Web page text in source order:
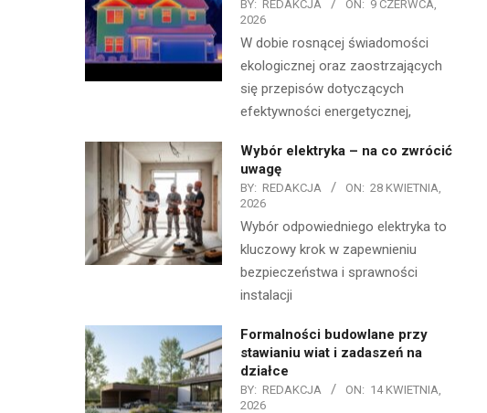
BY: REDAKCJA ON: 9 CZERWCA,
2026
W dobie rosnącej świadomości
ekologicznej oraz zaostrzających
się przepisów dotyczących
efektywności energetycznej,
Wybór elektryka – na co zwrócić
uwagę
BY: REDAKCJA ON: 28 KWIETNIA,
2026
Wybór odpowiedniego elektryka to
kluczowy krok w zapewnieniu
bezpieczeństwa i sprawności
instalacji
Formalności budowlane przy
stawianiu wiat i zadaszeń na
działce
BY: REDAKCJA ON: 14 KWIETNIA,
2026